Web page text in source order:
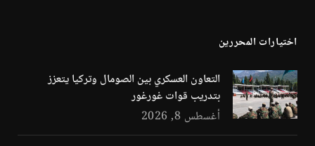
اختيارات المحررين
التعاون العسكري بين الصومال وتركيا يتعزز
بتدريب قوات غورغور
أغسطس 8, 2026